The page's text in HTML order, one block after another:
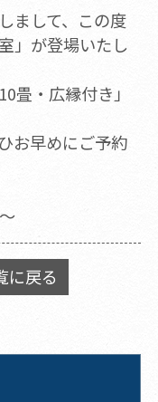
まして、この度
」が登場いたし
畳・広縁付き」
お早めにご予約
に戻る